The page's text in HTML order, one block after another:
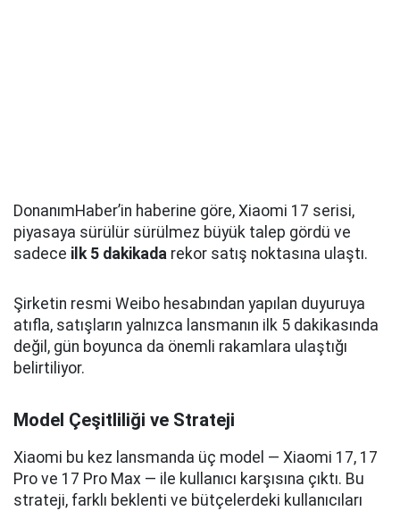
DonanımHaber’in haberine göre, Xiaomi 17 serisi,
piyasaya sürülür sürülmez büyük talep gördü ve
sadece ilk 5 dakikada rekor satış noktasına ulaştı.
Şirketin resmi Weibo hesabından yapılan duyuruya
atıfla, satışların yalnızca lansmanın ilk 5 dakikasında
değil, gün boyunca da önemli rakamlara ulaştığı
belirtiliyor.
Model Çeşitliliği ve Strateji
Xiaomi bu kez lansmanda üç model — Xiaomi 17, 17
Pro ve 17 Pro Max — ile kullanıcı karşısına çıktı. Bu
strateji, farklı beklenti ve bütçelerdeki kullanıcıları